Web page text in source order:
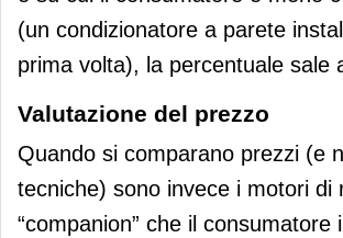
(un condizionatore a parete
prima volta), la percentuale sale
Valutazione del prezzo
Quando si comparano prezzi (e
tecniche) sono invece i motori di
“companion” che il consumatore